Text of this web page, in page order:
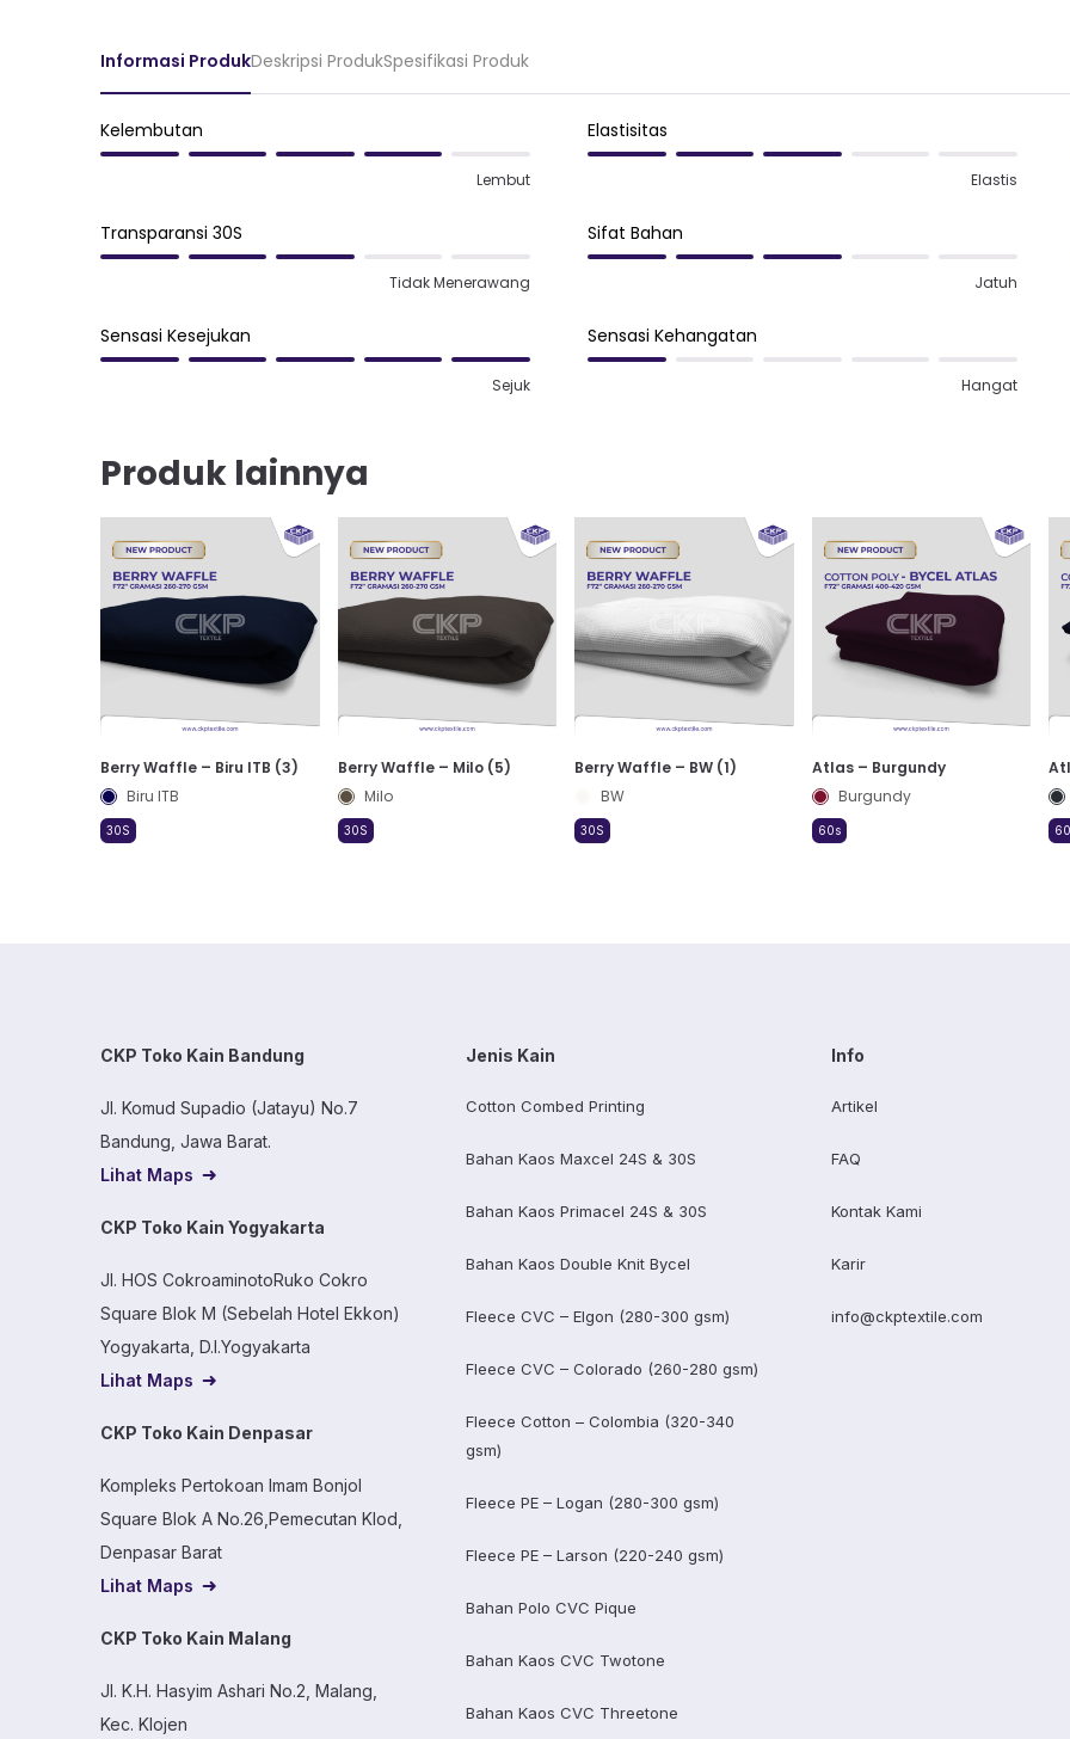
Informasi ProdukDeskripsi ProdukSpesifikasi Produk
Kelembutan
Lembut
Elastisitas
Elastis
Transparansi 30S
Tidak Menerawang
Sifat Bahan
Jatuh
Sensasi Kesejukan
Sejuk
Sensasi Kehangatan
Hangat
Produk lainnya
Berry Waffle – Biru ITB (3)
Biru ITB
30S
Berry Waffle – Milo (5)
Milo
30S
Berry Waffle – BW (1)
BW
30S
Atlas – Burgundy
Burgundy
60s
CKP Toko Kain Bandung
Jl. Komud Supadio (Jatayu) No.7
Bandung, Jawa Barat.
Lihat Maps
CKP Toko Kain Yogyakarta
Jl. HOS CokroaminotoRuko Cokro
Square Blok M (Sebelah Hotel Ekkon)
Yogyakarta, D.I.Yogyakarta
Lihat Maps
CKP Toko Kain Denpasar
Kompleks Pertokoan Imam Bonjol
Square Blok A No.26,Pemecutan Klod,
Denpasar Barat
Lihat Maps
CKP Toko Kain Malang
Jl. K.H. Hasyim Ashari No.2, Malang,
Kec. Klojen
Jenis Kain
Cotton Combed Printing
Bahan Kaos Maxcel 24S & 30S
Bahan Kaos Primacel 24S & 30S
Bahan Kaos Double Knit Bycel
Fleece CVC – Elgon (280-300 gsm)
Fleece CVC – Colorado (260-280 gsm)
Fleece Cotton – Colombia (320-340
gsm)
Fleece PE – Logan (280-300 gsm)
Fleece PE – Larson (220-240 gsm)
Bahan Polo CVC Pique
Bahan Kaos CVC Twotone
Bahan Kaos CVC Threetone
Info
Artikel
FAQ
Kontak Kami
Karir
info@ckptextile.com